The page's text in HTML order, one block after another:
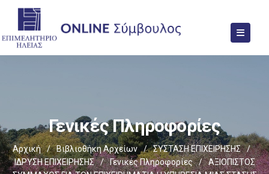
Γενικές Πληροφορίες
Αρχική / Βιβλιοθήκη Αρχείων / ΣΥΣΤΑΣΗ ΕΠΙΧΕΙΡΗΣΗΣ
/
ΙΔΡΥΣΗ ΕΠΙΧΕΙΡΗΣΗΣ
/ Γενικές Πληροφορίες /
ΑΞΙΟΠΙΣΤΟΣ